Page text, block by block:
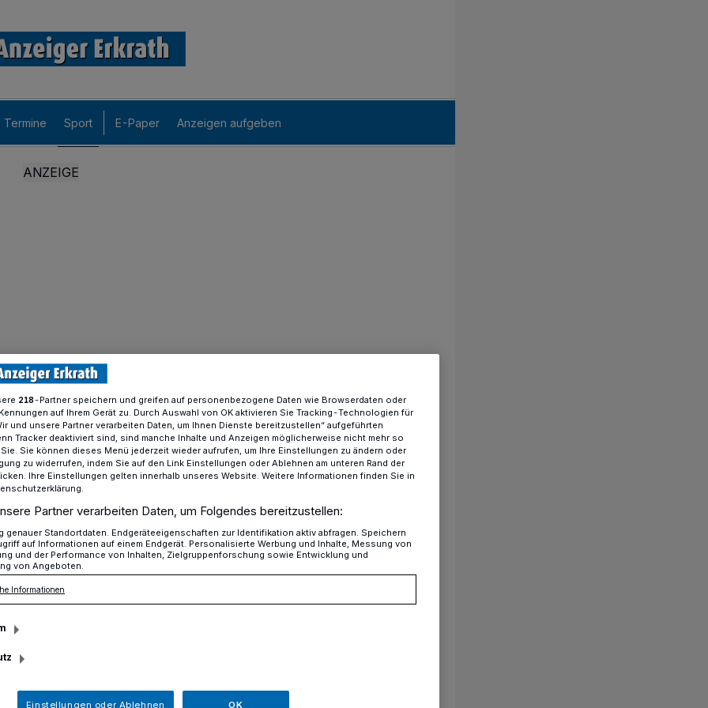
Termine Sport E-Paper Anzeigen aufgeben
in Berlin
der Floorballer
Bundesfinale
ist auf seine jungen Sportler
haben beim Bundesfinale des
den siebten Platz erreicht.
218-Partner speichern und greifen auf personenbezogene Daten wie Browserdaten oder
auf Ihrem Gerät zu. Durch Auswahl von OK aktivieren Sie Tracking-Technologien für
und unsere Partner verarbeiten Daten, um Ihnen Dienste bereitzustellen“ aufgeführten
Tracker deaktiviert sind, sind manche Inhalte und Anzeigen möglicherweise nicht mehr so
Sie können dieses Menü jederzeit wieder aufrufen, um Ihre Einstellungen zu ändern oder
zu widerrufen, indem Sie auf den Link Einstellungen oder Ablehnen am unteren Rand der
Ihre Einstellungen gelten innerhalb unseres Website. Weitere Informationen finden Sie in
Partner verarbeiten Daten, um Folgendes bereitzustellen:
genauer Standortdaten. Endgeräteeigenschaften zur Identifikation aktiv abfragen. Speichern
auf Informationen auf einem Endgerät. Personalisierte Werbung und Inhalte, Messung von
und der Performance von Inhalten, Zielgruppenforschung sowie Entwicklung und
von Angeboten.
Informationen
Einstellungen oder Ablehnen OK